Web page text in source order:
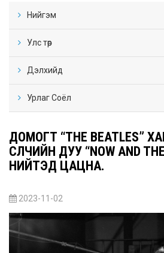
Нийгэм
Улс төр
Дэлхийд
Урлаг Соёл
ДОМОГТ “THE BEATLES”
СҮҮЛЧИЙН ДУУ “NOW AND
НИЙТЭД ЦАЦНА.
2023-11-02